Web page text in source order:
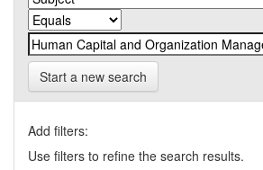
Start a new search
Add filters:
Use filters to refine the search results.